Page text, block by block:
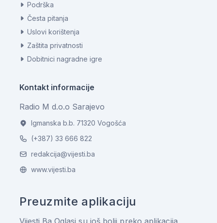
Podrška
Česta pitanja
Uslovi korištenja
Zaštita privatnosti
Dobitnici nagradne igre
Kontakt informacije
Radio M d.o.o Sarajevo
Igmanska b.b. 71320 Vogošća
(+387) 33 666 822
redakcija@vijesti.ba
www.vijesti.ba
Preuzmite aplikaciju